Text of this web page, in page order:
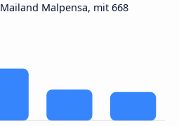
Malpensa, mit 668